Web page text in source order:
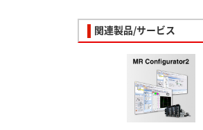
関連製品/サービス